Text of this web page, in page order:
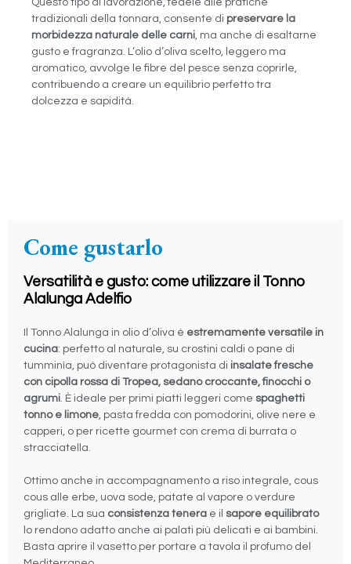
Questo tipo di lavorazione, fedele alle pratiche
tradizionali della tonnara, consente di preservare la
morbidezza naturale delle carni, ma anche di esaltarne
gusto e fragranza. L’olio d’oliva scelto, leggero ma
aromatico, avvolge le fibre del pesce senza coprirle,
contribuendo a creare un equilibrio perfetto tra
dolcezza e sapidità.
Come gustarlo
Versatilità e gusto: come utilizzare il Tonno
Alalunga Adelfio
Il Tonno Alalunga in olio d’oliva è estremamente versatile in
cucina: perfetto al naturale, su crostini caldi o pane di
tumminìa, può diventare protagonista di insalate fresche
con cipolla rossa di Tropea, sedano croccante, finocchi o
agrumi. È ideale per primi piatti leggeri come spaghetti
tonno e limone, pasta fredda con pomodorini, olive nere e
capperi, o per ricette gourmet con crema di burrata o
stracciatella.
Ottimo anche in accompagnamento a riso integrale, cous
cous alle erbe, uova sode, patate al vapore o verdure
grigliate. La sua consistenza tenera e il sapore equilibrato
lo rendono adatto anche ai palati più delicati e ai bambini.
Basta aprire il vasetto per portare a tavola il profumo del